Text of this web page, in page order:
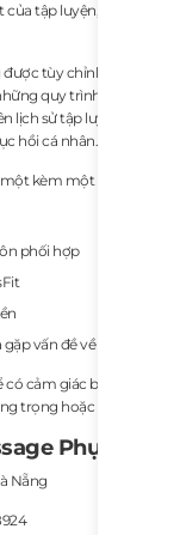
tập luyện, thi đấu,
tùy chỉnh nhiều hơn
quy trình massage
lịch sử tập luyện, mô
hồi cá nhân.
kèm một này đặc biệt
phối hợp
vấn đề về tư thế
cảm giác bình tĩnh,
trọng hoặc hướng đến
Phục Hồi
Nẵng